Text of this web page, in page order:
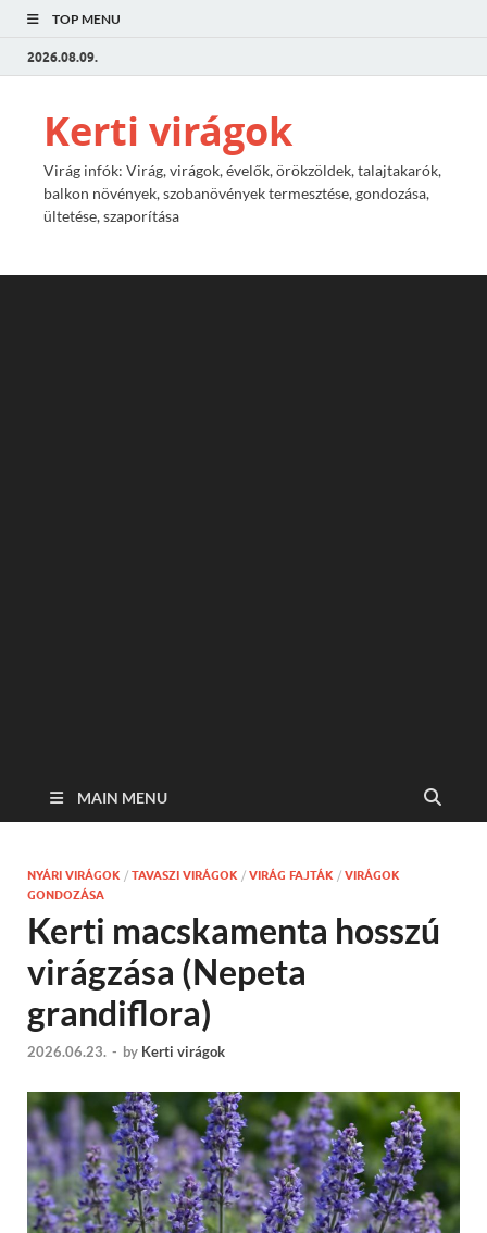
TOP MENU
2026.08.09.
Kerti virágok
Virág infók: Virág, virágok, évelők, örökzöldek, talajtakarók,
balkon növények, szobanövények termesztése, gondozása,
ültetése, szaporítása
MAIN MENU
NYÁRI VIRÁGOK / TAVASZI VIRÁGOK / VIRÁG FAJTÁK / VIRÁGOK
GONDOZÁSA
Kerti macskamenta hosszú
virágzása (Nepeta
grandiflora)
2026.06.23. - by Kerti virágok